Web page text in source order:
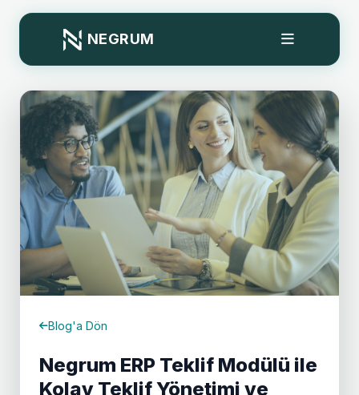
NEGRUM
Blog'a Dön
Negrum ERP Teklif Modülü ile
Kolay Teklif Yönetimi ve